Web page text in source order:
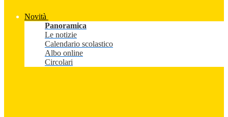
Novità
Panoramica
Le notizie
Calendario scolastico
Albo online
Circolari